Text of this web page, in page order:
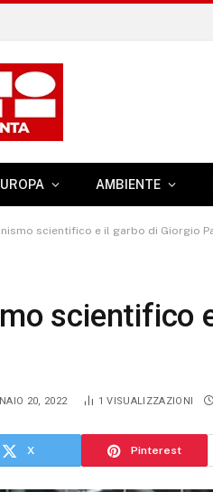
AMBIENTE
scientifico e il garbo di Giorgio
scientifico
20, 2022 1VISUALIZZAZIONI
X Pinterest